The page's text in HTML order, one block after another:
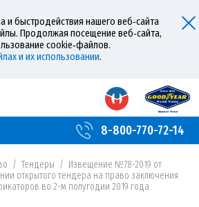
и быстродействия нашего веб‑сайта
Продолжая посещение веб‑сайта,
cookie‑файлов.
и их использовании.
8-800-770-72-14
/ Тендеры / Извещение №78-2019 от
открытого тендера на право заключения
во 2-м полугодии 2019 года